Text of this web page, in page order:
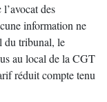
des
information ne
du tribunal, le
au local de la CGT
réduit compte tenu